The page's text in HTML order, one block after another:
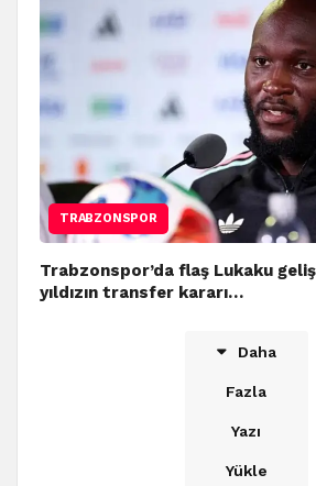
TRABZONSPOR
Trabzonspor’da flaş Lukaku
yıldızın transfer kararı…
Daha
Fazla
Yazı
Yükle